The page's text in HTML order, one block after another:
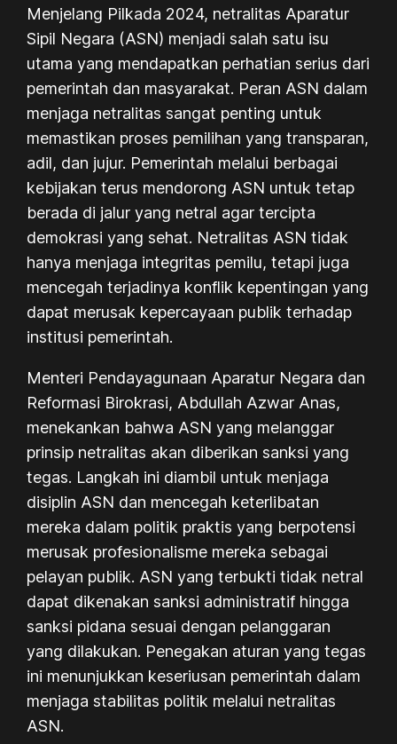
Menjelang Pilkada 2024, netralitas Aparatur
Sipil Negara (ASN) menjadi salah satu isu
utama yang mendapatkan perhatian serius dari
pemerintah dan masyarakat. Peran ASN dalam
menjaga netralitas sangat penting untuk
memastikan proses pemilihan yang transparan,
adil, dan jujur. Pemerintah melalui berbagai
kebijakan terus mendorong ASN untuk tetap
berada di jalur yang netral agar tercipta
demokrasi yang sehat. Netralitas ASN tidak
hanya menjaga integritas pemilu, tetapi juga
mencegah terjadinya konflik kepentingan yang
dapat merusak kepercayaan publik terhadap
institusi pemerintah.
Menteri Pendayagunaan Aparatur Negara dan
Reformasi Birokrasi, Abdullah Azwar Anas,
menekankan bahwa ASN yang melanggar
prinsip netralitas akan diberikan sanksi yang
tegas. Langkah ini diambil untuk menjaga
disiplin ASN dan mencegah keterlibatan
mereka dalam politik praktis yang berpotensi
merusak profesionalisme mereka sebagai
pelayan publik. ASN yang terbukti tidak netral
dapat dikenakan sanksi administratif hingga
sanksi pidana sesuai dengan pelanggaran
yang dilakukan. Penegakan aturan yang tegas
ini menunjukkan keseriusan pemerintah dalam
menjaga stabilitas politik melalui netralitas
ASN.